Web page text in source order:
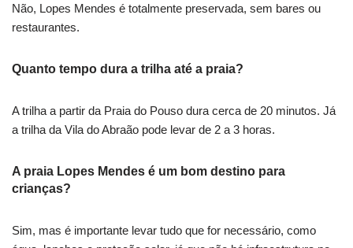
Não, Lopes Mendes é totalmente preservada, sem bares ou
restaurantes.
Quanto tempo dura a trilha até a praia?
A trilha a partir da Praia do Pouso dura cerca de 20 minutos. Já
a trilha da Vila do Abraão pode levar de 2 a 3 horas.
A praia Lopes Mendes é um bom destino para
crianças?
Sim, mas é importante levar tudo que for necessário, como